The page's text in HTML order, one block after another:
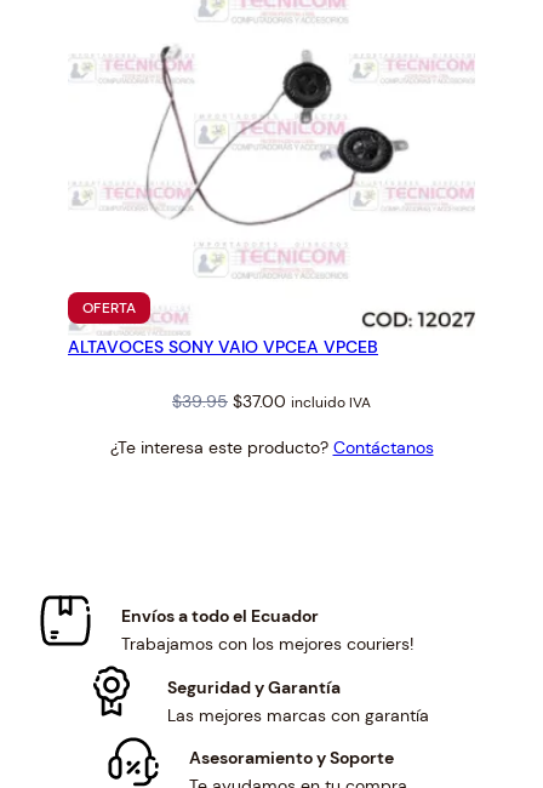
OFERTAPRODUCTO
EN
OFERTA
ALTAVOCES SONY VAIO VPCEA VPCEB
$39.95 Original
was:
$37.00 Current
is:
incluido IVA
¿Te interesa este producto? Contáctanos
Envíos a todo el Ecuador
Trabajamos con los mejores couriers!
Seguridad y Garantía
Las mejores marcas con garantía
Asesoramiento y Soporte